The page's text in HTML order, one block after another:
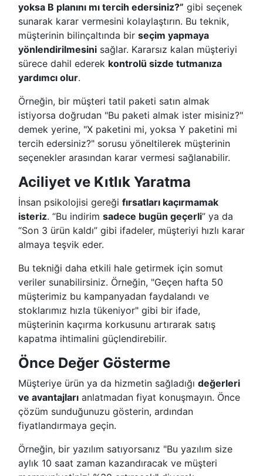
yoksa B planını mı tercih edersiniz?” gibi seçenek
sunarak karar vermesini kolaylaştırın. Bu teknik,
müşterinin bilinçaltında bir seçim yapmaya
yönlendirilmesini sağlar. Kararsız kalan müşteriyi
sürece dahil ederek kontrolü sizde tutmanıza
yardımcı olur.
Örneğin, bir müşteri tatil paketi satın almak
istiyorsa doğrudan "Bu paketi almak ister misiniz?"
demek yerine, "X paketini mi, yoksa Y paketini mi
tercih edersiniz?" sorusu yöneltilerek müşterinin
seçenekler arasından karar vermesi sağlanabilir.
Aciliyet ve Kıtlık Yaratma
İnsan psikolojisi gereği fırsatları kaçırmamak
isteriz. “Bu indirim sadece bugün geçerli” ya da
“Son 3 ürün kaldı” gibi ifadeler, müşteriyi hızlı karar
almaya teşvik eder.
Bu tekniği daha etkili hale getirmek için somut
veriler sunabilirsiniz. Örneğin, "Geçen hafta 50
müşterimiz bu kampanyadan faydalandı ve
stoklarımız hızla tükeniyor" gibi bir ifade,
müşterinin kaçırma korkusunu artırarak satış
kapatma ihtimalini güçlendirebilir.
Önce Değer Gösterme
Müşteriye ürün ya da hizmetin sağladığı değerleri
ve avantajları anlatmadan fiyat konuşmayın. Önce
çözüm sunduğunuzu gösterin, ardından
fiyatlandırmaya geçin.
Örneğin, bir yazılım satıyorsanız "Bu yazılım size
aylık 10 saat zaman kazandıracak ve müşteri